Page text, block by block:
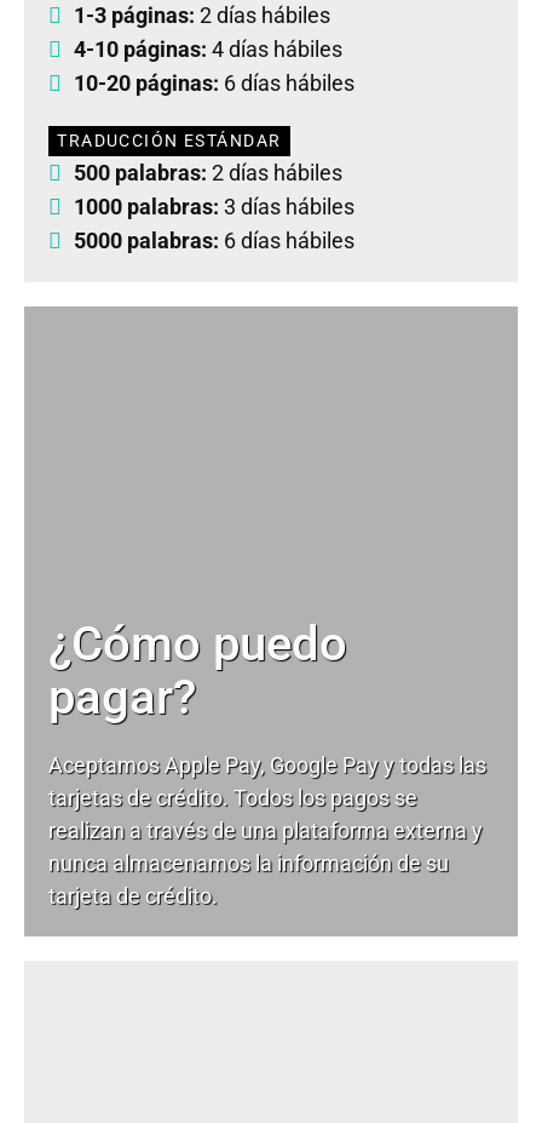
1-3 páginas: 2 días hábiles
4-10 páginas: 4 días hábiles
10-20 páginas: 6 días hábiles
TRADUCCIÓN ESTÁNDAR
500 palabras: 2 días hábiles
1000 palabras: 3 días hábiles
5000 palabras: 6 días hábiles
¿Cómo puedo
pagar?
Aceptamos Apple Pay, Google Pay y todas las
tarjetas de crédito. Todos los pagos se
realizan a través de una plataforma externa y
nunca almacenamos la información de su
tarjeta de crédito.